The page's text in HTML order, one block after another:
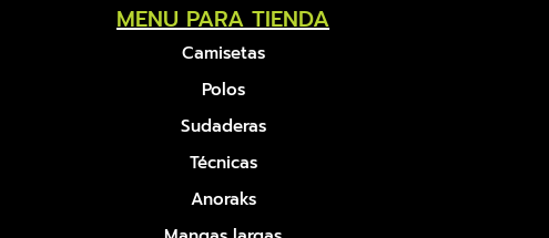
MENU PARA TIENDA
Camisetas
Polos
Sudaderas
Técnicas
Anoraks